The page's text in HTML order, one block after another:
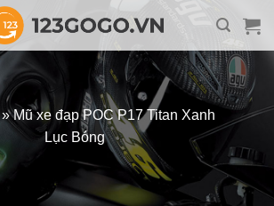
»Mũ xe đạp POC P17 Titan Xanh
Lục Bóng